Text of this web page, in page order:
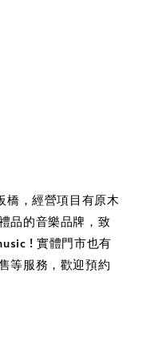
，經營項目有原木
品的音樂品牌，致
! 實體門市也有
等服務，歡迎預約